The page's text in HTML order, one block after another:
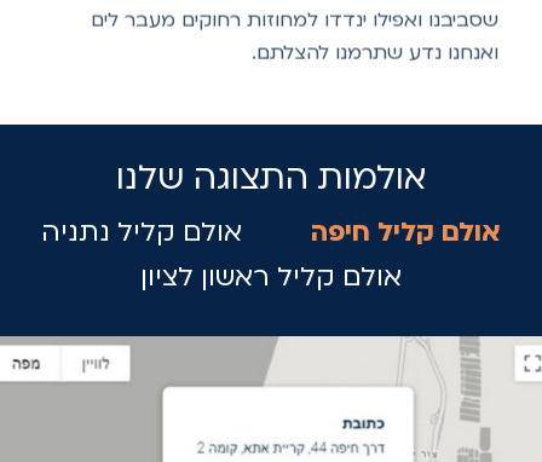
שסביבנו ואפילו ינדדו למחוזות רחוקים מעבר לים
ואנחנו נדע שתרמנו להצלתם.
אולמות התצוגה שלנו
אולם קליל חיפה
אולם קליל נתניה
אולם קליל ראשון לציון